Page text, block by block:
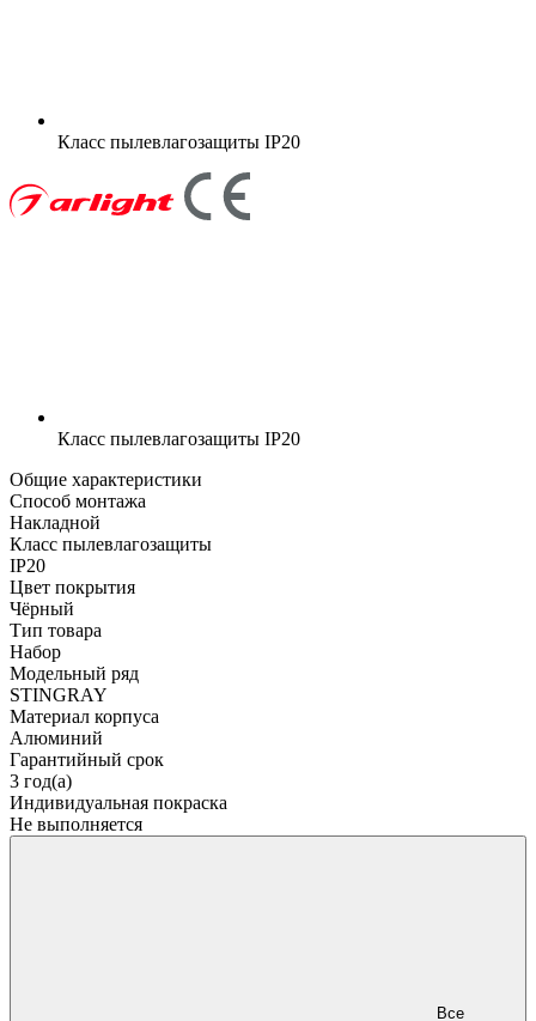
Класс пылевлагозащиты IP20
Класс пылевлагозащиты IP20
Общие характеристики
Способ монтажа
Накладной
Класс пылевлагозащиты
IP20
Цвет покрытия
Чёрный
Тип товара
Набор
Модельный ряд
STINGRAY
Материал корпуса
Алюминий
Гарантийный срок
3 год(а)
Индивидуальная покраска
Не выполняется